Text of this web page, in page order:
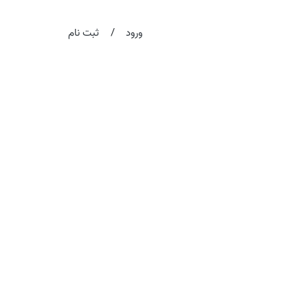
ورود / ثبت نام